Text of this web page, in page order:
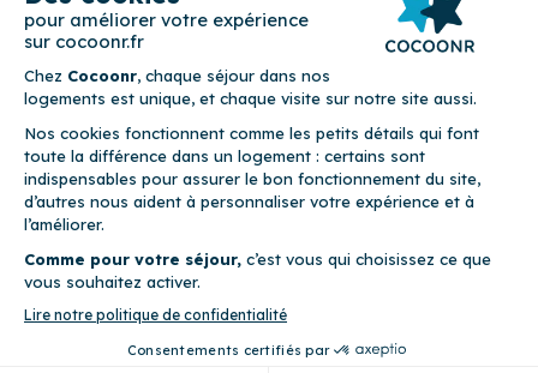
location–CGU – Politique de confidentialité–Politique de
Cocoonr est conçu et développé à Rennes 🇫🇷